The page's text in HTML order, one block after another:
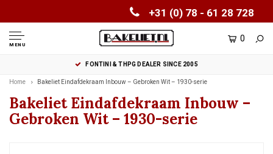
+31 (0) 78 - 61 28 728
MENU
0
FONTINI & THPG DEALER SINCE 2005
Home Bakeliet Eindafdekraam Inbouw – Gebroken Wit – 1930-serie
Bakeliet Eindafdekraam Inbouw –
Gebroken Wit – 1930-serie